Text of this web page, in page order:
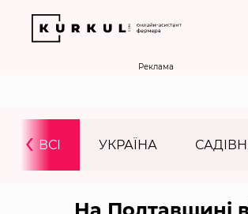
Реклама
ВСІ УКРАЇНА
‹